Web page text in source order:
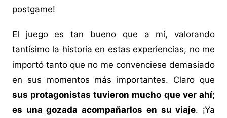
postgame!
El juego es tan bueno que a mí, valorando
tantísimo la historia en estas experiencias, no me
importó tanto que no me convenciese demasiado
en sus momentos más importantes. Claro que
sus protagonistas tuvieron mucho que ver ahí;
es una gozada acompañarlos en su viaje. ¡Ya